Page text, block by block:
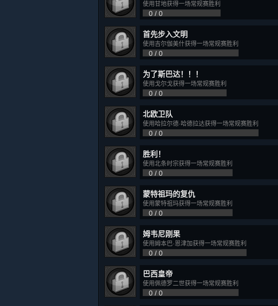
使用甘地获得一场常规赛胜利
0 / 0
首先步入文明
使用吉尔伽美什获得一场常规赛胜利
0 / 0
为了斯巴达！！！
使用戈尔戈获得一场常规赛胜利
0 / 0
北欧卫队
使用哈拉尔德·哈德拉达获得一场常规赛胜利
0 / 0
胜利！
使用北条时宗获得一场常规赛胜利
0 / 0
蒙特祖玛的复仇
使用蒙特祖玛获得一场常规赛胜利
0 / 0
姆韦尼刚果
使用姆本巴·恩津加获得一场常规赛胜利
0 / 0
巴西皇帝
使用佩德罗二世获得一场常规赛胜利
0 / 0